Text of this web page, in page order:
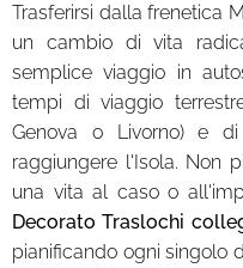
Trasferirsi dalla frenetica
un cambio di vita
semplice viaggio in
tempi di viaggio
Genova o Livorno) e
raggiungere l'Isola. Non
una vita al caso o
Decorato Traslochi
pianificando ogni singolo